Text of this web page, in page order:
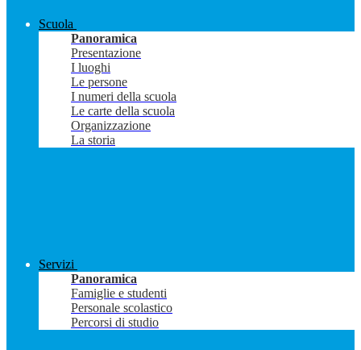
Scuola
Panoramica
Presentazione
I luoghi
Le persone
I numeri della scuola
Le carte della scuola
Organizzazione
La storia
Servizi
Panoramica
Famiglie e studenti
Personale scolastico
Percorsi di studio